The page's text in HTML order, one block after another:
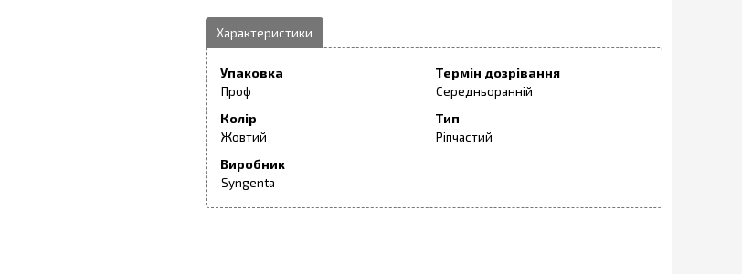
Упаковка
Проф
Термін дозрівання
Середньоранній
Колір
Жовтий
Тип
Ріпчастий
Виробник
Syngenta